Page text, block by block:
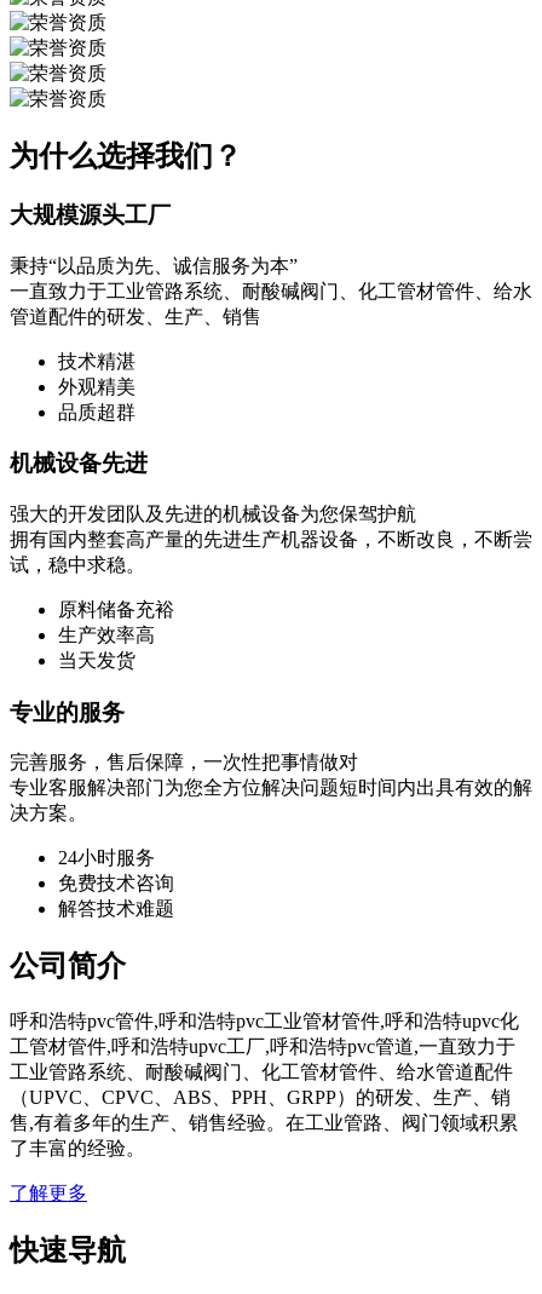
为什么选择我们？
大规模源头工厂
秉持“以品质为先、诚信服务为本”
一直致力于工业管路系统、耐酸碱阀门、化工管材管件、给水
管道配件的研发、生产、销售
技术精湛
外观精美
品质超群
机械设备先进
强大的开发团队及先进的机械设备为您保驾护航
拥有国内整套高产量的先进生产机器设备，不断改良，不断尝
试，稳中求稳。
原料储备充裕
生产效率高
当天发货
专业的服务
完善服务，售后保障，一次性把事情做对
专业客服解决部门为您全方位解决问题短时间内出具有效的解
决方案。
24小时服务
免费技术咨询
解答技术难题
公司简介
呼和浩特pvc管件,呼和浩特pvc工业管材管件,呼和浩特upvc化
工管材管件,呼和浩特upvc工厂,呼和浩特pvc管道,一直致力于
工业管路系统、耐酸碱阀门、化工管材管件、给水管道配件
（UPVC、CPVC、ABS、PPH、GRPP）的研发、生产、销
售,有着多年的生产、销售经验。在工业管路、阀门领域积累
了丰富的经验。
了解更多
快速导航